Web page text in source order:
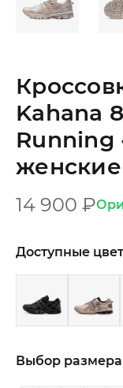
Kahana
Running
женские
14 900 ₽
Доступные
Выбор размера